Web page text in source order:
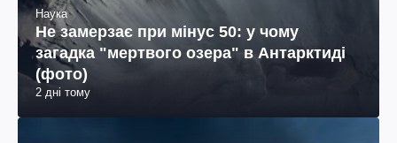
Наука
Не замерзає при мінус 50: у чому
загадка "мертвого озера" в Антарктиді
(фото)
2 дні тому